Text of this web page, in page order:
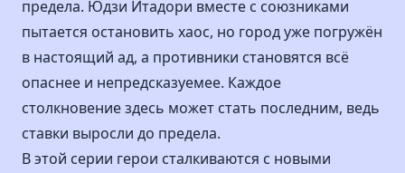
предела. Юдзи Итадори вместе с союзниками
пытается остановить хаос, но город уже погружён
в настоящий ад, а противники становятся всё
опаснее и непредсказуемее. Каждое
столкновение здесь может стать последним, ведь
ставки выросли до предела.
В этой серии герои сталкиваются с новыми